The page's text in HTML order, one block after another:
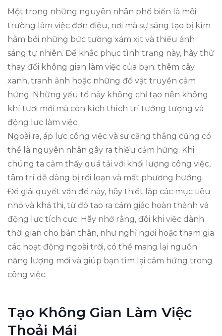
Một trong những nguyên nhân phổ biến là môi
trường làm việc đơn điệu, nơi mà sự sáng tạo bị kìm
hãm bởi những bức tường xám xịt và thiếu ánh
sáng tự nhiên. Để khắc phục tình trạng này, hãy thử
thay đổi không gian làm việc của bạn: thêm cây
xanh, tranh ảnh hoặc những đồ vật truyền cảm
hứng. Những yếu tố này không chỉ tạo nên không
khí tươi mới mà còn kích thích trí tưởng tượng và
động lực làm việc.
Ngoài ra, áp lực công việc và sự căng thẳng cũng có
thể là nguyên nhân gây ra thiếu cảm hứng. Khi
chúng ta cảm thấy quá tải với khối lượng công việc,
tâm trí dễ dàng bị rối loạn và mất phương hướng.
Để giải quyết vấn đề này, hãy thiết lập các mục tiêu
nhỏ và khả thi, từ đó tạo ra cảm giác hoàn thành và
động lực tích cực. Hãy nhớ rằng, đôi khi việc dành
thời gian cho bản thân, như nghỉ ngơi hoặc tham gia
các hoạt động ngoài trời, có thể mang lại nguồn
năng lượng mới và giúp bạn tìm lại cảm hứng trong
công việc.
Tạo Không Gian Làm Việc
Thoải Mái